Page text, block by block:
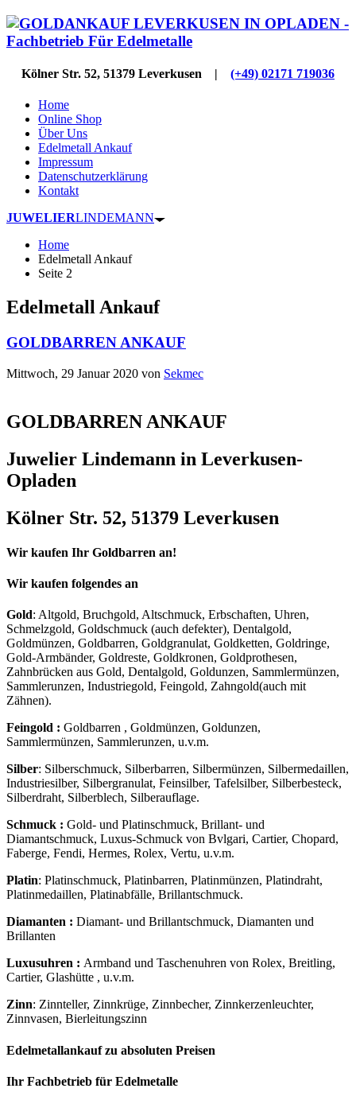
Kölner Str. 52, 51379 Leverkusen | (+49) 02171 719036
Home
Online Shop
Über Uns
Edelmetall Ankauf
Impressum
Datenschutzerklärung
Kontakt
JUWELIERLINDEMANN
Home
Edelmetall Ankauf
Seite 2
Edelmetall Ankauf
GOLDBARREN ANKAUF
Mittwoch, 29 Januar 2020 von Sekmec
GOLDBARREN ANKAUF
Juwelier Lindemann in Leverkusen-
Opladen
Kölner Str. 52, 51379 Leverkusen
Wir kaufen Ihr Goldbarren an!
Wir kaufen folgendes an
Gold: Altgold, Bruchgold, Altschmuck, Erbschaften, Uhren,
Schmelzgold, Goldschmuck (auch defekter), Dentalgold,
Goldmünzen, Goldbarren, Goldgranulat, Goldketten, Goldringe,
Gold-Armbänder, Goldreste, Goldkronen, Goldprothesen,
Zahnbrücken aus Gold, Dentalgold, Goldunzen, Sammlermünzen,
Sammlerunzen, Industriegold, Feingold, Zahngold(auch mit
Zähnen).
Feingold : Goldbarren , Goldmünzen, Goldunzen,
Sammlermünzen, Sammlerunzen, u.v.m.
Silber: Silberschmuck, Silberbarren, Silbermünzen, Silbermedaillen,
Industriesilber, Silbergranulat, Feinsilber, Tafelsilber, Silberbesteck,
Silberdraht, Silberblech, Silberauflage.
Schmuck : Gold- und Platinschmuck, Brillant- und
Diamantschmuck, Luxus-Schmuck von Bvlgari, Cartier, Chopard,
Faberge, Fendi, Hermes, Rolex, Vertu, u.v.m.
Platin: Platinschmuck, Platinbarren, Platinmünzen, Platindraht,
Platinmedaillen, Platinabfälle, Brillantschmuck.
Diamanten : Diamant- und Brillantschmuck, Diamanten und
Brillanten
Luxusuhren : Armband und Taschenuhren von Rolex, Breitling,
Cartier, Glashütte , u.v.m.
Zinn: Zinnteller, Zinnkrüge, Zinnbecher, Zinnkerzenleuchter,
Zinnvasen, Bierleitungszinn
Edelmetallankauf zu absoluten Preisen
Ihr Fachbetrieb für Edelmetalle